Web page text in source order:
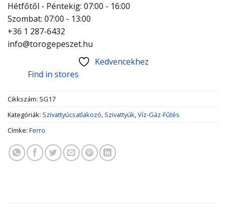
Hétfőtől - Péntekig: 07:00 - 16:00
Szombat: 07:00 - 13:00
+36 1 287-6432
info@torogepeszet.hu
Kedvencekhez
Find in stores
Cikkszám: SG17
Kategóriák: Szivattyúcsatlakozó, Szivattyúk,Víz-Gáz-Fűtés
Címke: Ferro